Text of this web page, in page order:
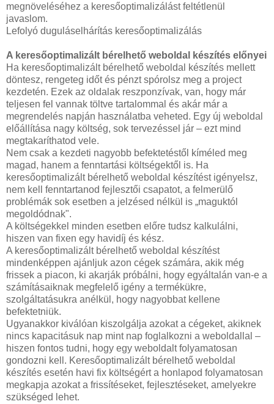
megnöveléséhez a keresőoptimalizálást feltétlenül
javaslom.
Lefolyó duguláselhárítás keresőoptimalizálás
A keresőoptimalizált bérelhető weboldal készítés előnyei
Ha keresőoptimalizált bérelhető weboldal készítés mellett
döntesz, rengeteg időt és pénzt spórolsz meg a project
kezdetén. Ezek az oldalak reszponzívak, van, hogy már
teljesen fel vannak töltve tartalommal és akár már a
megrendelés napján használatba veheted. Egy új weboldal
előállítása nagy költség, sok tervezéssel jár – ezt mind
megtakaríthatod vele.
Nem csak a kezdeti nagyobb befektetéstől kíméled meg
magad, hanem a fenntartási költségektől is. Ha
keresőoptimalizált bérelhető weboldal készítést igényelsz,
nem kell fenntartanod fejlesztői csapatot, a felmerülő
problémák sok esetben a jelzésed nélkül is „maguktól
megoldódnak".
A költségekkel minden esetben előre tudsz kalkulálni,
hiszen van fixen egy havidíj és kész.
A keresőoptimalizált bérelhető weboldal készítést
mindenképpen ajánljuk azon cégek számára, akik még
frissek a piacon, ki akarják próbálni, hogy egyáltalán van-e a
számításaiknak megfelelő igény a termékükre,
szolgáltatásukra anélkül, hogy nagyobbat kellene
befektetniük.
Ugyanakkor kiválóan kiszolgálja azokat a cégeket, akiknek
nincs kapacitásuk nap mint nap foglalkozni a weboldallal –
hiszen fontos tudni, hogy egy weboldalt folyamatosan
gondozni kell. Keresőoptimalizált bérelhető weboldal
készítés esetén havi fix költségért a honlapod folyamatosan
megkapja azokat a frissítéseket, fejlesztéseket, amelyekre
szükséged lehet.